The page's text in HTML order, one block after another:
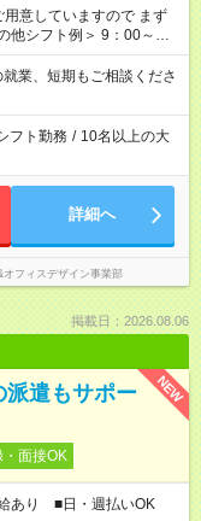
用意していますので まず
の他のお時間もOKです！
業、短期もご相談くださ
フト勤務 / 10名以上の大
詳細へ
フィスデザイン事業部
掲載日：2026.08.06
NEW
派遣もサポー
面接OK
あり ■日・週払いOK